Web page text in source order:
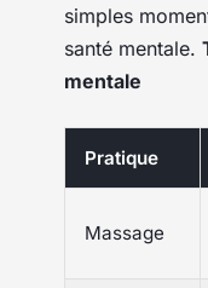
simples
santé mentale.
mentale
Pratique
Massage